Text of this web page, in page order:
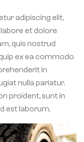
adipiscing elit,
et dolore
quis nostrud
ex ea commodo
in
nulla pariatur.
proident, sunt in
est laborum.